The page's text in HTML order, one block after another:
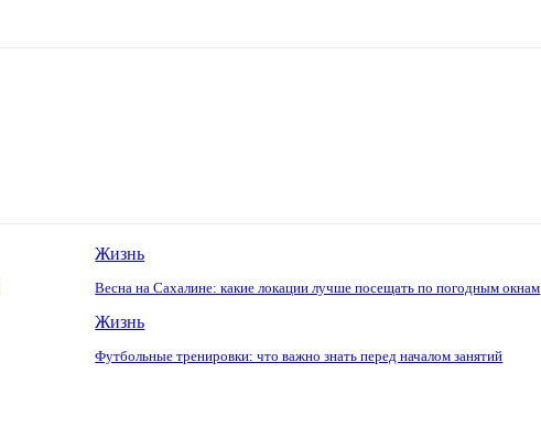
Жизнь
Весна на Сахалине: какие локации лучше посещать по погодным окнам
Жизнь
Футбольные тренировки: что важно знать перед началом занятий